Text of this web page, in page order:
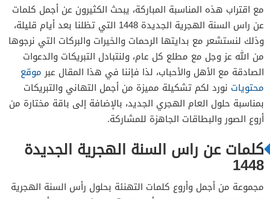
مع اقتراب هذه المناسبة المباركة، يبحث الكثيرون عن أجمل كلمات
عن راس السنة الهجرية الجديدة 1448 التي تظلنا بعد أيام قليلة،
وذلك لنستشعر مع بدايتها الرحمات والخيرات والبركات التي نرجوها
من الله عز وجل مع مطلع كل عام، ولنتبادل التبريكات والدعوات
الصادقة مع الأهل والأحباب، لذا فإننا في هذا المقال عبرموقع
محتويات نورد لكم تشكيلة مميزة من أجمل التهاني والتبريكات
بمناسبة حلول العام الهجري الجديد، بالإضافة إلى باقة مختارة من
أروع الصور والبطاقات الجاهزة للمشاركة.
كلمات عن راس السنة الهجرية الجديدة
1448
مجموعة من أجمل وأروع كلمات التهنئة بحلول رأس السنة الهجرية